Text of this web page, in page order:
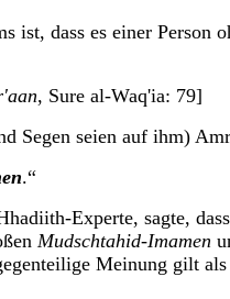
ist, dass es einer Person
, Sure al-Waq'ia: 79]
Segen seien auf ihm)
.“
Experte, sagte,
Mudschtahid-Imamen
Meinung gilt